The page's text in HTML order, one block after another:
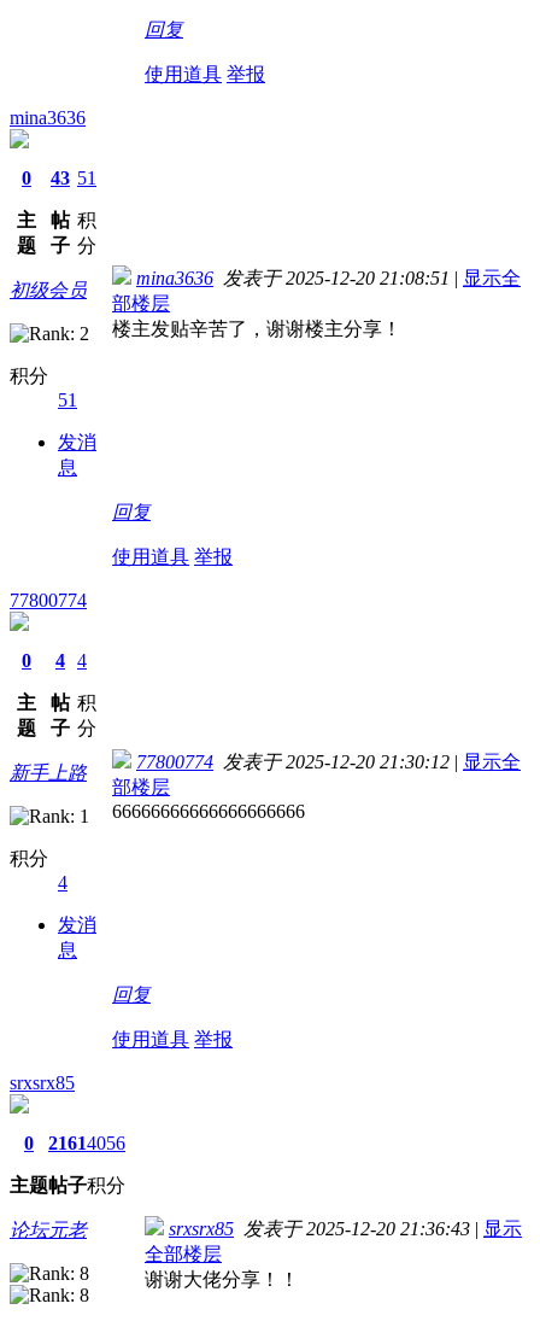
回复
使用道具 举报
mina3636
0
主
题
43
帖
子
51
积
分
初级会员
积分
51
发消
息
mina3636 发表于 2025-12-20 21:08:51 | 显示全
部楼层
楼主发贴辛苦了，谢谢楼主分享！
回复
使用道具 举报
77800774
0
主
题
4
帖
子
4
积
分
新手上路
积分
4
发消
息
77800774 发表于 2025-12-20 21:30:12 | 显示全
部楼层
66666666666666666666
回复
使用道具 举报
srxsrx85
0
主题
2161
帖子
4056
积分
论坛元老 srxsrx85 发表于 2025-12-20 21:36:43 | 显示
全部楼层
谢谢大佬分享！！